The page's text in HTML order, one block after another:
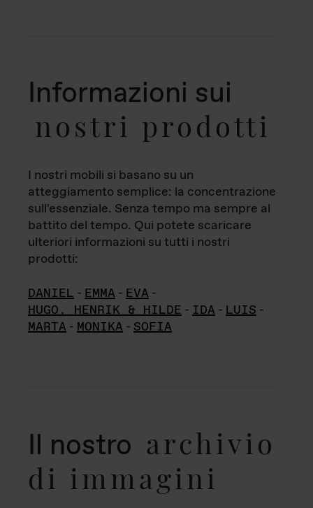
Informazioni sui
nostri prodotti
I nostri mobili si basano su un
atteggiamento semplice: la concentrazione
sull'essenziale. Senza tempo ma sempre al
battito del tempo. Qui potete scaricare
ulteriori informazioni su tutti i nostri
prodotti:
DANIEL - EMMA - EVA -
HUGO, HENRIK & HILDE - IDA - LUIS -
MARTA - MONIKA - SOFIA
Il nostro archivio
di immagini